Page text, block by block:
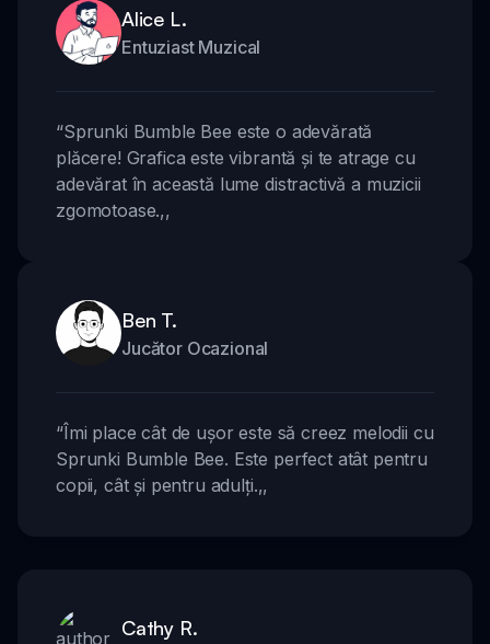
Alice L.
Entuziast Muzical
“Sprunki Bumble Bee este o adevărată
plăcere! Grafica este vibrantă și te atrage cu
adevărat în această lume distractivă a muzicii
zgomotoase.,,
Ben T.
Jucător Ocazional
“Îmi place cât de ușor este să creez melodii cu
Sprunki Bumble Bee. Este perfect atât pentru
copii, cât și pentru adulți.,,
Cathy R.